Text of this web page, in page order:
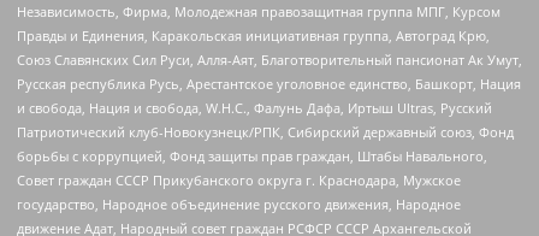
Независимость, Фирма, Молодежная правозащитная группа МПГ, Курсом
Правды и Единения, Каракольская инициативная группа, Автоград Крю,
Союз Славянских Сил Руси, Алля-Аят, Благотворительный пансионат Ак Умут,
Русская республика Русь, Арестантское уголовное единство, Башкорт, Нация
и свобода, Нация и свобода, W.H.С., Фалунь Дафа, Иртыш Ultras, Русский
Патриотический клуб-Новокузнецк/РПК, Сибирский державный союз, Фонд
борьбы с коррупцией, Фонд защиты прав граждан, Штабы Навального,
Совет граждан СССР Прикубанского округа г. Краснодара, Мужское
государство, Народное объединение русского движения, Народное
движение Адат, Народный совет граждан РСФСР СССР Архангельской